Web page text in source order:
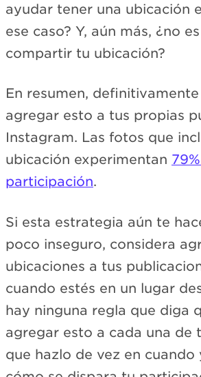
ayudar tener una ubicación
ese caso? Y, aún más, ¿no
compartir tu ubicación?
En resumen,
agregar esto a tus propias
Instagram. Las fotos que
ubicación experimentan
participación.
Si esta estrategia aún te
poco inseguro, considera
ubicaciones a tus
cuando estés en un lugar
hay ninguna regla que diga
agregar esto a cada una de
que hazlo de vez en cuando